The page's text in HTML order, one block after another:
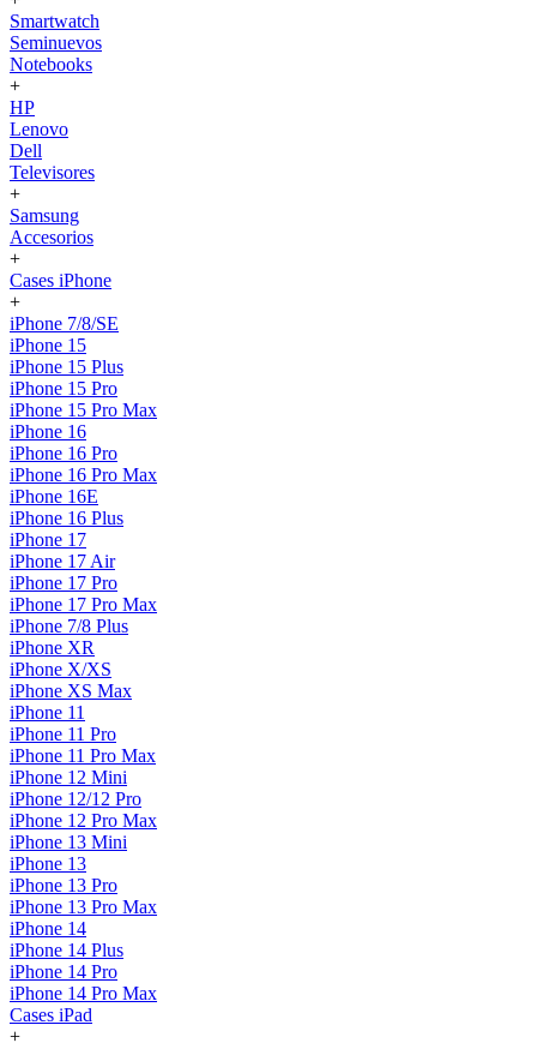
Smartwatch
Seminuevos
Notebooks
+
HP
Lenovo
Dell
Televisores
+
Samsung
Accesorios
+
Cases iPhone
+
iPhone 7/8/SE
iPhone 15
iPhone 15 Plus
iPhone 15 Pro
iPhone 15 Pro Max
iPhone 16
iPhone 16 Pro
iPhone 16 Pro Max
iPhone 16E
iPhone 16 Plus
iPhone 17
iPhone 17 Air
iPhone 17 Pro
iPhone 17 Pro Max
iPhone 7/8 Plus
iPhone XR
iPhone X/XS
iPhone XS Max
iPhone 11
iPhone 11 Pro
iPhone 11 Pro Max
iPhone 12 Mini
iPhone 12/12 Pro
iPhone 12 Pro Max
iPhone 13 Mini
iPhone 13
iPhone 13 Pro
iPhone 13 Pro Max
iPhone 14
iPhone 14 Plus
iPhone 14 Pro
iPhone 14 Pro Max
Cases iPad
+